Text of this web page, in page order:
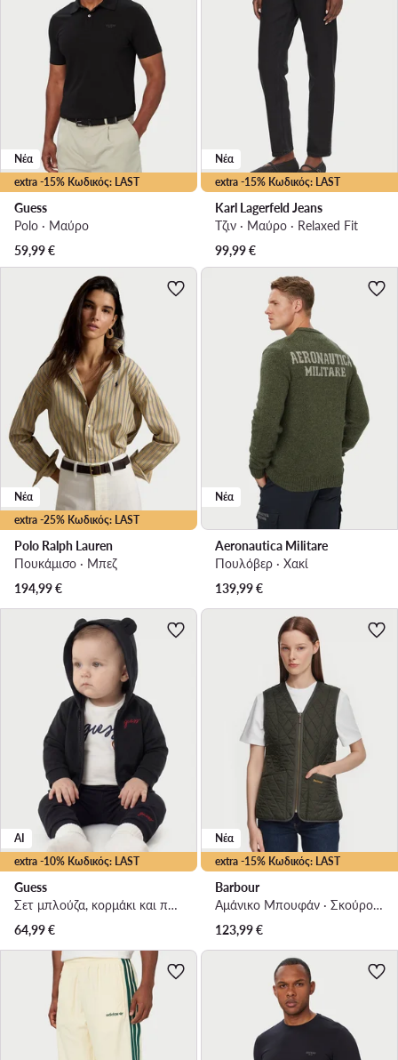
extra -15% Κωδικός: LAST
Νέα
Guess
Polo · Μαύρο
59,99€
extra -15% Κωδικός: LAST
Νέα
Karl Lagerfeld Jeans
Τζιν · Μαύρο · Relaxed Fit
99,99€
extra -25% Κωδικός: LAST
Νέα
Polo Ralph Lauren
Πουκάμισο · Μπεζ
194,99€
Νέα
Aeronautica Militare
Πουλόβερ · Χακί
139,99€
extra -10% Κωδικός: LAST
AI
Guess
Σετ μπλούζα, κορμάκι και παντελόνι φόρμας · Σκούρο μπλε
64,99€
extra -15% Κωδικός: LAST
Νέα
Barbour
Αμάνικο Μπουφάν · Σκούρο πράσινο
123,99€